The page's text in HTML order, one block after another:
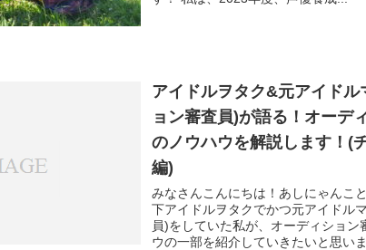
アイドルヲタク&元アイド
ョン審査員)が語る！オーデ
のノウハウを解説します！(
編)
みなさんこんにちは！あしにゃんこ
下アイドルヲタクでかつ元アイドル
員)をしていた私が、オーディショ
ウの一部を紹介していきたいと思い